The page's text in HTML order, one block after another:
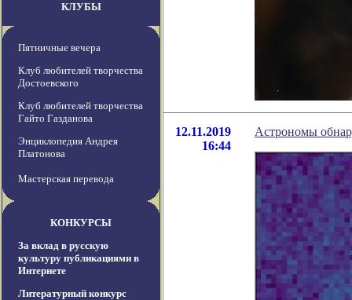
КЛУБЫ
Пятничные вечера
Клуб любителей творчества
Достоевского
Клуб любителей творчества
Гайто Газданова
Энциклопедия Андрея
Платонова
Мастерская перевода
КОНКУРСЫ
За вклад в русскую
культуру публикациями в
Интернете
Литературный конкурс
12.11.2019
16:44
Астрономы